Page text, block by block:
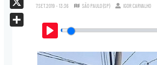
7.SET.2019 - 13:36 SÃO PAULO (SP) IGOR CARVALHO
Play
X